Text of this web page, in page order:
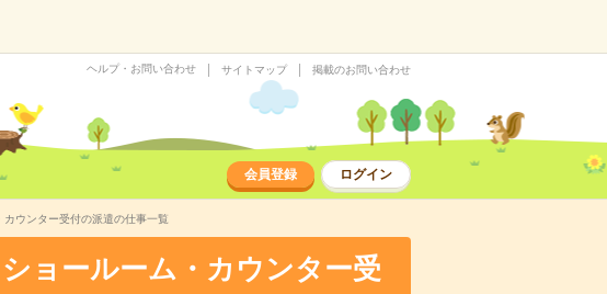
ヘルプ・お問い合わせ サイトマップ 掲載のお問い合わせ
会員登録 ログイン
ウンター受付の派遣の仕事一覧
ョールーム・カウンター受